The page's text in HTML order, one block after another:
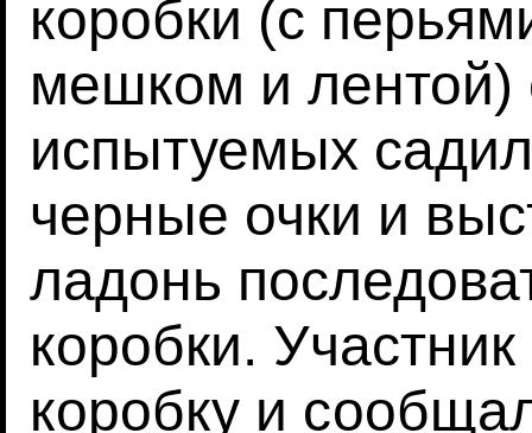
коробки (с
мешком и лентой)
испытуемых
черные очки и
ладонь
коробки.
коробку и